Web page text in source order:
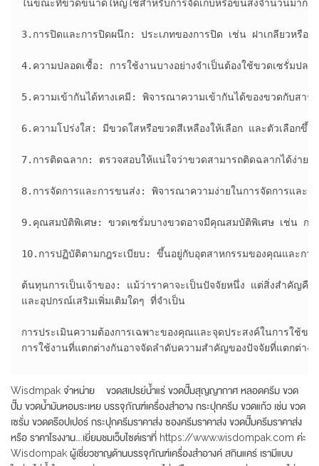
ในขณะที่ขวดขนาดใหญ่ใช้สำหรับการจัดเก็บหรือขนส่งจำนวนมาก
3.การปิดและการปิดผนึก: ประเภทของการปิด เช่น ฝาเกลียวหรือ
4.ความปลอดเชื้อ: การใช้งานบางอย่างจำเป็นต้องใช้ขวดเซรั่มปล
5.ความเข้ากันได้ทางเคมี: พิจารณาความเข้ากันได้ของขวดกับสาร
6.ความโปร่งใส: มีขวดใสหรือขวดสีเหลืองให้เลือก และตัวเลือกขึ้น
7.การติดฉลาก: ตรวจสอบให้แน่ใจว่าขวดสามารถติดฉลากได้ง่ายห
8.การจัดการและการขนส่ง: พิจารณาความง่ายในการจัดการและ
9.คุณสมบัติพิเศษ: ขวดเซรั่มบางขวดอาจมีคุณสมบัติพิเศษ เช่น การ
10.การปฏิบัติตามกฎระเบียบ: ขึ้นอยู่กับอุตสาหกรรมของคุณและกา
ต้นทุนการเป็นเจ้าของ: แม้ว่าราคาจะเป็นปัจจัยหนึ่ง แต่สิ่งสำคัญคื
และอุปกรณ์เสริมเพิ่มเติมใดๆ ที่จำเป็น
การประเมินความต้องการเฉพาะของคุณและจุดประสงค์ในการใช้
การใช้งานที่แตกต่างกันอาจจัดลำดับความสำคัญของปัจจัยที่แตกต่า
Wisdmpak จำหน่าย ขวดสเปรย์น้ำแร่ ขวดปั๊มสุญญากาศ หลอดครีม ขวด
ปั๊ม ขวดน้ำมันหอมระเหย บรรจุภัณฑ์เครื่องสำอาง กระปุกครีม ขวดแก้ว เช่น ขวด
เซรั่ม ขวดดร๊อปเปอร์ กระปุกครีมราคาส่ง ซองครีมราคาส่ง ขวดปั๊มครีมราคาส่ง
หรือ ราคาโรงงาน….เยี่ยมชมเว็บไซต์เราที่ https://www.wisdompak.com ค่ะ
Wisdompak ผู้เชี่ยวชาญด้านบรรจุภัณฑ์เครื่องสำอางค์ สกินแคร์ เรามีแบบ